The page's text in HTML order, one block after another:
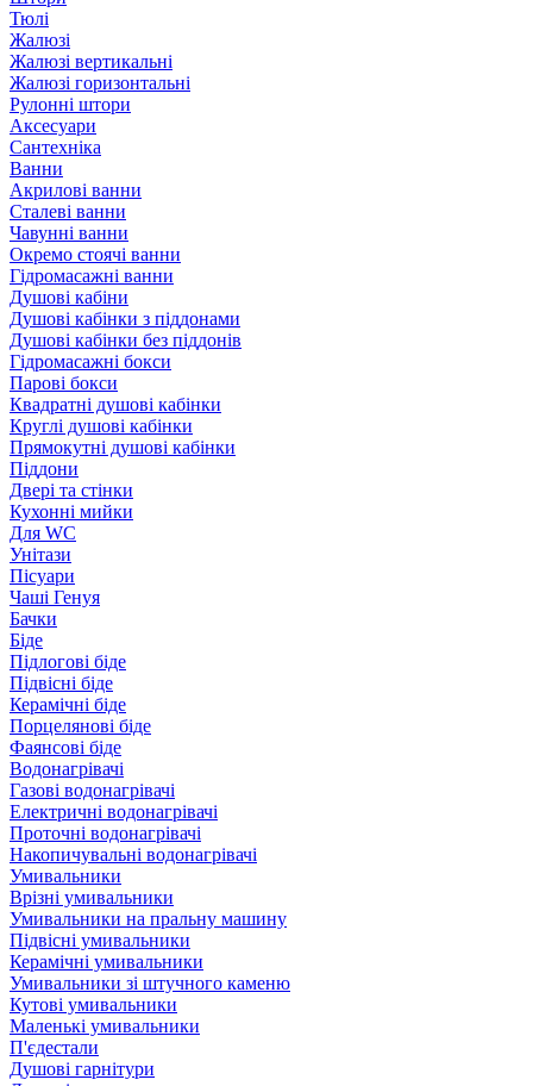
Тюлі
Жалюзі
Жалюзі вертикальні
Жалюзі горизонтальні
Рулонні штори
Аксесуари
Сантехніка
Ванни
Акрилові ванни
Сталеві ванни
Чавунні ванни
Окремо стоячі ванни
Гідромасажні ванни
Душові кабіни
Душові кабінки з піддонами
Душові кабінки без піддонів
Гідромасажні бокси
Парові бокси
Квадратні душові кабінки
Круглі душові кабінки
Прямокутні душові кабінки
Піддони
Двері та стінки
Кухонні мийки
Для WC
Унітази
Пісуари
Чаші Генуя
Бачки
Біде
Підлогові біде
Підвісні біде
Керамічні біде
Порцелянові біде
Фаянсові біде
Водонагрівачі
Газові водонагрівачі
Електричні водонагрівачі
Проточні водонагрівачі
Накопичувальні водонагрівачі
Умивальники
Врізні умивальники
Умивальники на пральну машину
Підвісні умивальники
Керамічні умивальники
Умивальники зі штучного каменю
Кутові умивальники
Маленькі умивальники
П'єдестали
Душові гарнітури